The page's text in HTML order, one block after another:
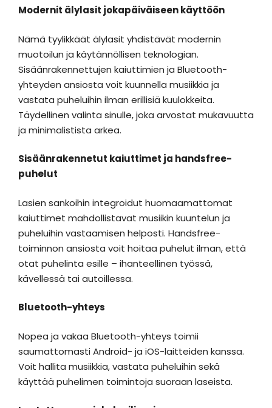
Modernit älylasit jokapäiväiseen käyttöön
Nämä tyylikkäät älylasit yhdistävät modernin
muotoilun ja käytännöllisen teknologian.
Sisäänrakennettujen kaiuttimien ja Bluetooth-
yhteyden ansiosta voit kuunnella musiikkia ja
vastata puheluihin ilman erillisiä kuulokkeita.
Täydellinen valinta sinulle, joka arvostat mukavuutta
ja minimalistista arkea.
Sisäänrakennetut kaiuttimet ja handsfree-
puhelut
Lasien sankoihin integroidut huomaamattomat
kaiuttimet mahdollistavat musiikin kuuntelun ja
puheluihin vastaamisen helposti. Handsfree-
toiminnon ansiosta voit hoitaa puhelut ilman, että
otat puhelinta esille – ihanteellinen työssä,
kävellessä tai autoillessa.
Bluetooth-yhteys
Nopea ja vakaa Bluetooth-yhteys toimii
saumattomasti Android- ja iOS-laitteiden kanssa.
Voit hallita musiikkia, vastata puheluihin sekä
käyttää puhelimen toimintoja suoraan laseista.